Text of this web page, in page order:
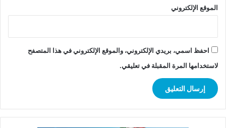
الموقع الإلكتروني
احفظ اسمي، بريدي الإلكتروني، والموقع الإلكتروني في هذا المتصفح
لاستخدامها المرة المقبلة في تعليقي.